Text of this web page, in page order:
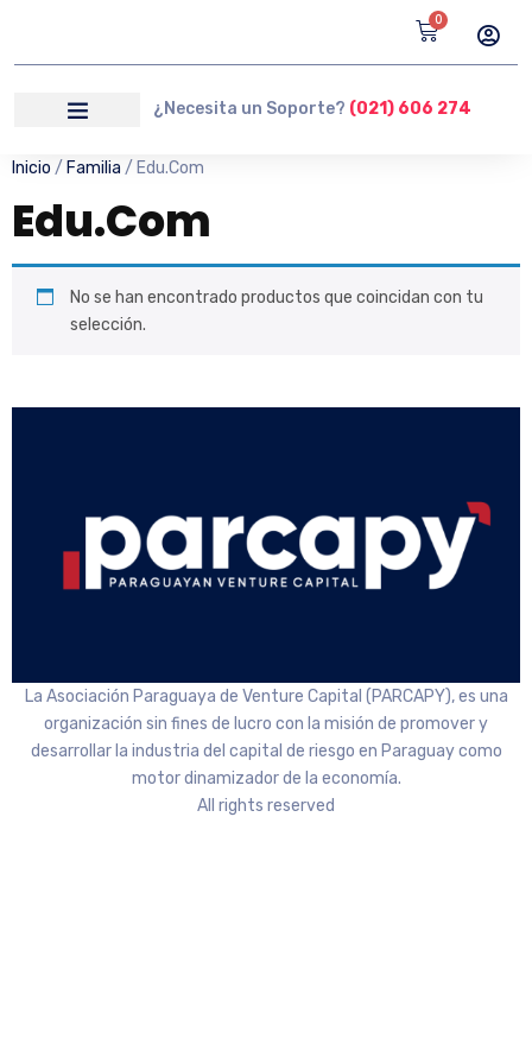
0
¿Necesita un Soporte? (021) 606 274
Inicio / Familia / Edu.Com
Edu.Com
No se han encontrado productos que coincidan con tu
selección.
La Asociación Paraguaya de Venture Capital (PARCAPY), es una
organización sin fines de lucro con la misión de promover y
desarrollar la industria del capital de riesgo en Paraguay como
motor dinamizador de la economía.
All rights reserved